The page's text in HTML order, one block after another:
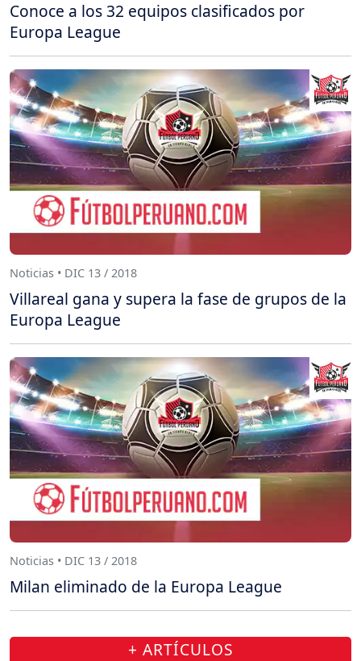
Conoce a los 32 equipos clasificados por
Europa League
Noticias • DIC 13 / 2018
Villareal gana y supera la fase de grupos de la
Europa League
Noticias • DIC 13 / 2018
Milan eliminado de la Europa League
+ ARTÍCULOS